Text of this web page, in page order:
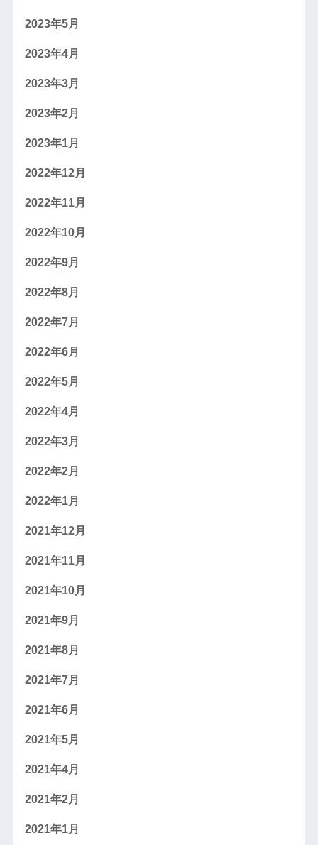
2023年5月
2023年4月
2023年3月
2023年2月
2023年1月
2022年12月
2022年11月
2022年10月
2022年9月
2022年8月
2022年7月
2022年6月
2022年5月
2022年4月
2022年3月
2022年2月
2022年1月
2021年12月
2021年11月
2021年10月
2021年9月
2021年8月
2021年7月
2021年6月
2021年5月
2021年4月
2021年2月
2021年1月